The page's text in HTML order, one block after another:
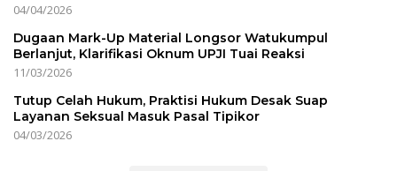
04/04/2026
Dugaan Mark-Up Material Longsor Watukumpul
Berlanjut, Klarifikasi Oknum UPJI Tuai Reaksi
11/03/2026
Tutup Celah Hukum, Praktisi Hukum Desak Suap
Layanan Seksual Masuk Pasal Tipikor
04/03/2026